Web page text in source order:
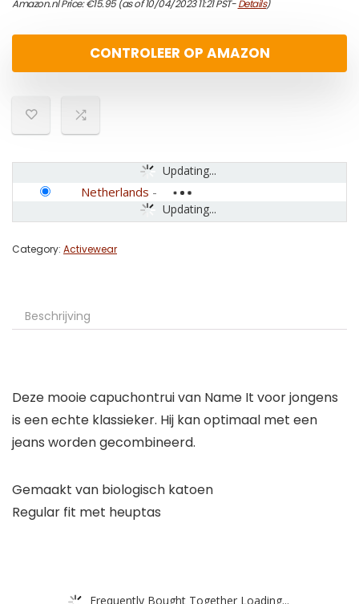
Amazon.nl Price:€15.95(as of 10/04/2023 11:21 PST-Details)
CONTROLEER OP AMAZON
Updating...
Updating...
Netherlands -
Category: Activewear
Beschrijving
Deze mooie capuchontrui van Name It voor jongens
is een echte klassieker. Hij kan optimaal met een
jeans worden gecombineerd.
Gemaakt van biologisch katoen
Regular fit met heuptas
Frequently Bought Together Loading...